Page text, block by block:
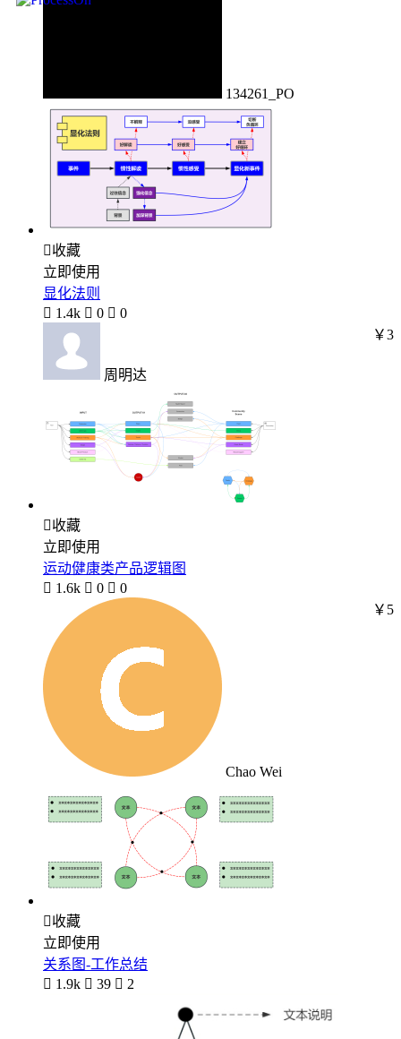
134261_PO
收藏
立即使用
显化法则
 1.4k  0  0
周明达
￥3
收藏
立即使用
运动健康类产品逻辑图
 1.6k  0  0
Chao Wei
￥5
收藏
立即使用
关系图-工作总结
 1.9k  39  2